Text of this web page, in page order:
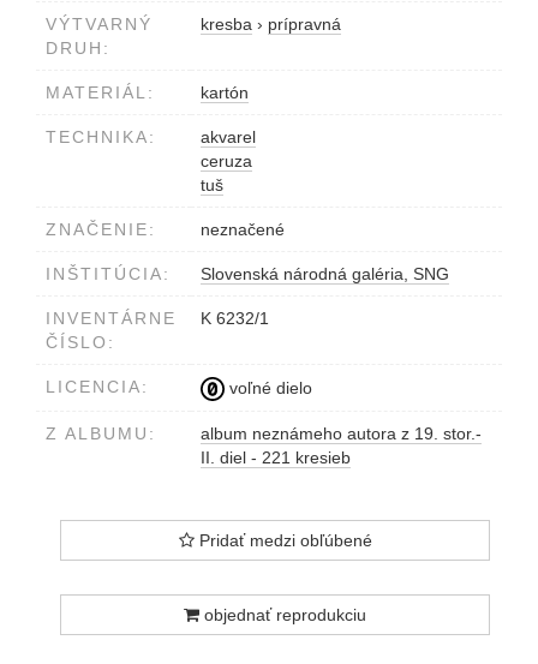
VÝTVARNÝ
DRUH:
kresba › prípravná
MATERIÁL: kartón
TECHNIKA:
akvarel
ceruza
tuš
ZNAČENIE: neznačené
INŠTITÚCIA: Slovenská národná galéria, SNG
INVENTÁRNE
ČÍSLO:
K 6232/1
LICENCIA: voľné dielo
Z ALBUMU:
album neznámeho autora z 19. stor.-
II. diel - 221 kresieb
Pridať medzi obľúbené
objednať reprodukciu